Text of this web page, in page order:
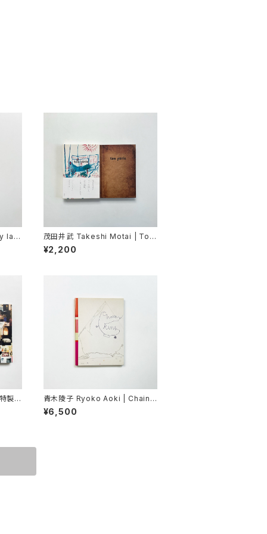
lay
茂田井武 Takeshi Motai | Ton
Paris = トン・パリ
¥2,200
製
青木陵子 Ryoko Aoki | Chain
Ring
¥6,500